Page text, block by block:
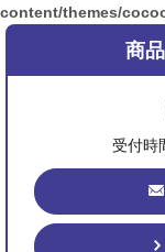
content/themes/
商
受付時